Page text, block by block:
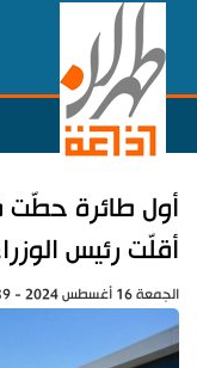
أول طائرة حطّت
أقلّت رئيس
الجمعة 16 أغسطس 2024 - 10:39 بتوقيت طهران